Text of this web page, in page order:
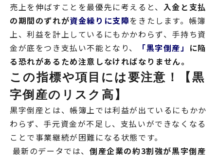
売上を伸ばすことを最優先に考えると、 入金と支払
の期間のずれが資金繰りに支障をきたします。帳簿
上、利益を計上しているにもかかわらず、手持ち資
金が底をつき支払い不能となり、
「黒字倒産」 に陥
る恐れがあるため注意しなければなりません。
この指標や項目には要注意！【黒
字倒産のリスク高】
黒字倒産とは、帳簿上では利益が出ているにもかか
わらず、手元資金が不足し、支払いができなくなる
ことで事業継続が困難になる状態です。
最新のデータでは、 倒産企業の約3割強が黒字倒産